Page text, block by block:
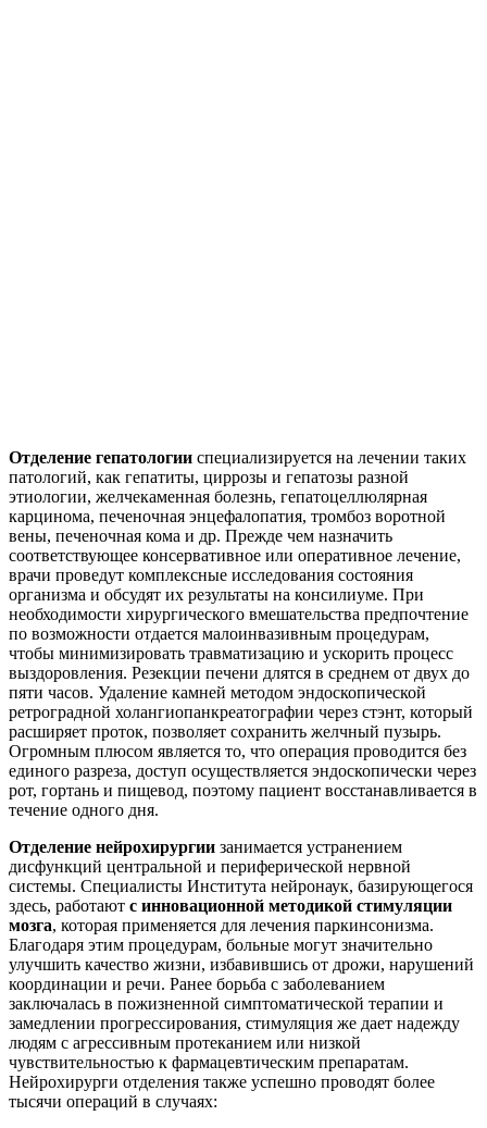
Отделение гепатологии специализируется на лечении таких
патологий, как гепатиты, циррозы и гепатозы разной
этиологии, желчекаменная болезнь, гепатоцеллюлярная
карцинома, печеночная энцефалопатия, тромбоз воротной
вены, печеночная кома и др. Прежде чем назначить
соответствующее консервативное или оперативное лечение,
врачи проведут комплексные исследования состояния
организма и обсудят их результаты на консилиуме. При
необходимости хирургического вмешательства предпочтение
по возможности отдается малоинвазивным процедурам,
чтобы минимизировать травматизацию и ускорить процесс
выздоровления. Резекции печени длятся в среднем от двух до
пяти часов. Удаление камней методом эндоскопической
ретроградной холангиопанкреатографии через стэнт, который
расширяет проток, позволяет сохранить желчный пузырь.
Огромным плюсом является то, что операция проводится без
единого разреза, доступ осуществляется эндоскопически через
рот, гортань и пищевод, поэтому пациент восстанавливается в
течение одного дня.
Отделение нейрохирургии занимается устранением
дисфункций центральной и периферической нервной
системы. Специалисты Института нейронаук, базирующегося
здесь, работают с инновационной методикой стимуляции
мозга, которая применяется для лечения паркинсонизма.
Благодаря этим процедурам, больные могут значительно
улучшить качество жизни, избавившись от дрожи, нарушений
координации и речи. Ранее борьба с заболеванием
заключалась в пожизненной симптоматической терапии и
замедлении прогрессирования, стимуляция же дает надежду
людям с агрессивным протеканием или низкой
чувствительностью к фармацевтическим препаратам.
Нейрохирурги отделения также успешно проводят более
тысячи операций в случаях: